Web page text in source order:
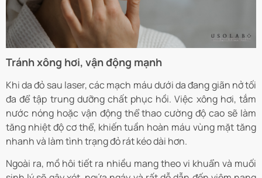
Tránh xông hơi, vận động mạnh
Khi da đỏ sau laser, các mạch máu dưới da đang giãn nở tối
đa để tập trung dưỡng chất phục hồi. Việc xông hơi, tắm
nước nóng hoặc vận động thể thao cường độ cao sẽ làm
tăng nhiệt độ cơ thể, khiến tuần hoàn máu vùng mặt tăng
nhanh và làm tình trạng đỏ rát kéo dài hơn.
Ngoài ra, mồ hôi tiết ra nhiều mang theo vi khuẩn và muối